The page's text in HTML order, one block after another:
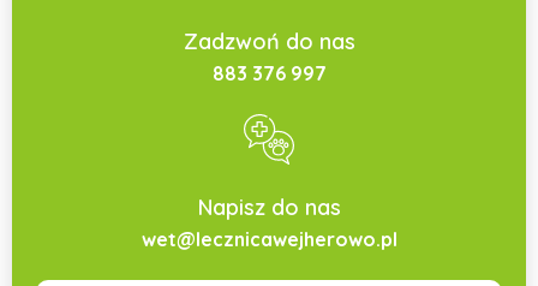
Zadzwoń do nas
883 376 997
Napisz do nas
wet@lecznicawejherowo.pl